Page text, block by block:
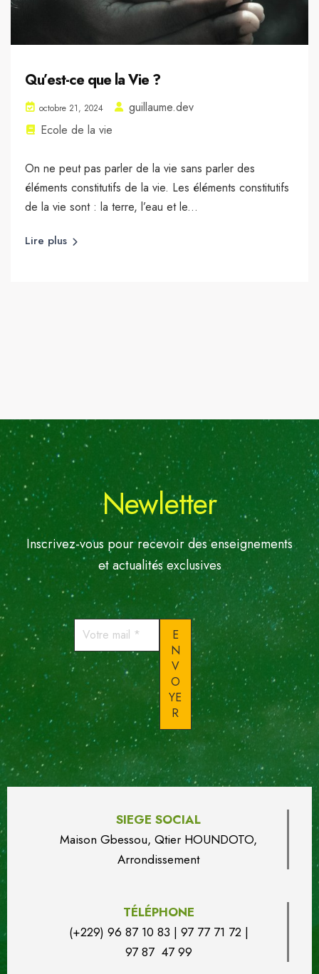
Qu’est-ce que la Vie ?
octobre 21, 2024
guillaume.dev
Ecole de la vie
On ne peut pas parler de la vie sans parler des
éléments constitutifs de la vie. Les éléments constitutifs
de la vie sont : la terre, l’eau et le...
Lire plus
Newletter
Inscrivez-vous pour recevoir des enseignements
et actualités exclusives
Votre
mail
SIEGE SOCIAL
Maison Gbessou, Qtier HOUNDOTO,
Arrondissement
TÉLÉPHONE
(+229) 96 87 10 83 | 97 77 71 72 |
97 87 47 99